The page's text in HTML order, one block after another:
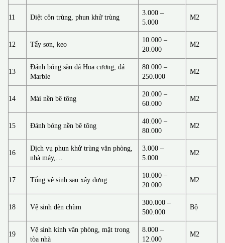
11 Diệt côn trùng, phun khử trùng
3.000 –
5.000
M2
12 Tẩy sơn, keo
10.000 –
20.000
M2
13
Đánh bóng sàn đá Hoa cương, đá
Marble
80.000 –
250.000
M2
14 Mài nền bê tông
20.000 –
60.000
M2
15 Đánh bóng nền bê tông
40.000 –
80.000
M2
16
Dịch vụ phun khử trùng văn phòng,
nhà máy,…
3.000 –
5.000
M2
17 Tổng vệ sinh sau xây dựng
10.000 –
20.000
M2
18 Vệ sinh đèn chùm
300.000 –
500.000
Bộ
19
Vệ sinh kính văn phòng, mặt trong
tòa nhà
8.000 –
12.000
M2